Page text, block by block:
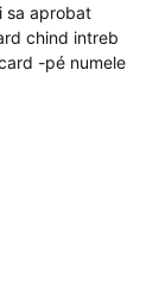
sa aprobat
chind intreb
-pé numele